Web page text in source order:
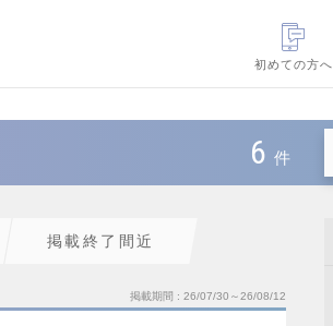
初めての方へ
6 件
掲載終了間近
掲載期間 26/07/30～26/08/12